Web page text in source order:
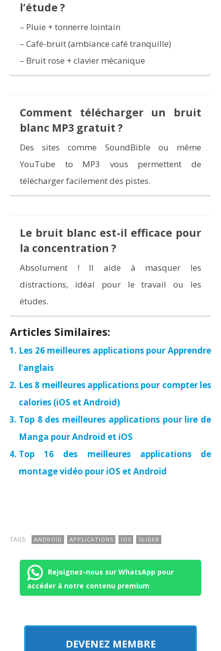
l’étude ?
– Pluie + tonnerre lointain
– Café-bruit (ambiance café tranquille)
– Bruit rose + clavier mécanique
Comment télécharger un bruit
blanc MP3 gratuit ?
Des sites comme SoundBible ou même
YouTube to MP3 vous permettent de
télécharger facilement des pistes.
Le bruit blanc est-il efficace pour
la concentration ?
Absolument ! Il aide à masquer les
distractions, idéal pour le travail ou les
études.
Articles Similaires:
Les 26 meilleures applications pour Apprendre
l’anglais
Les 8 meilleures applications pour compter les
calories (iOS et Android)
Top 8 des meilleures applications pour lire de
Manga pour Android et iOS
Top 16 des meilleures applications de
montage vidéo pour iOS et Android
TAGS: ANDROID APPLICATIONS IOS SLIDER
Rejoignez-nous sur WhatsApp pour
accéder à notre contenu premium
DEVENEZ MEMBRE